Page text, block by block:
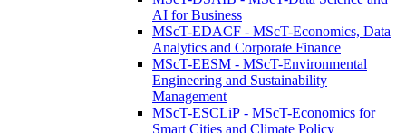
AI for Business
MScT-EDACF - MScT-Economics, Data
Analytics and Corporate Finance
MScT-EESM - MScT-Environmental
Engineering and Sustainability
Management
MScT-ESCLiP - MScT-Economics for
Smart Cities and Climate Policy